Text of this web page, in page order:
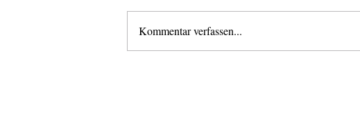
Kommentar verfassen...